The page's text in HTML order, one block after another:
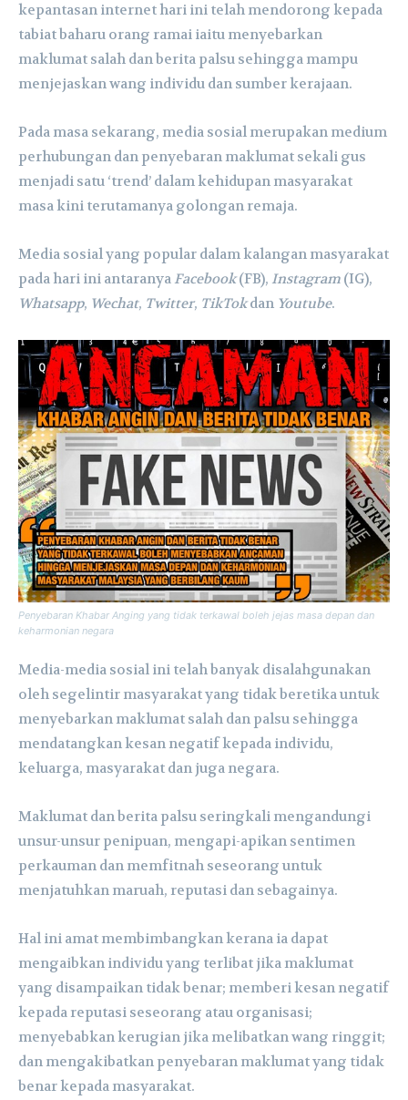
kepantasan internet hari ini telah mendorong kepada
tabiat baharu orang ramai iaitu menyebarkan
maklumat salah dan berita palsu sehingga mampu
menjejaskan wang individu dan sumber kerajaan.
Pada masa sekarang, media sosial merupakan medium
perhubungan dan penyebaran maklumat sekali gus
menjadi satu ‘trend’ dalam kehidupan masyarakat
masa kini terutamanya golongan remaja.
Media sosial yang popular dalam kalangan masyarakat
pada hari ini antaranya Facebook(FB), Instagram (IG),
Whatsapp, Wechat, Twitter, TikTokdan Youtube.
Penyebaran Khabar Anging yang tidak terkawal boleh jejas masa depan dan
keharmonian negara
Media-media sosial ini telah banyak disalahgunakan
oleh segelintir masyarakat yang tidak beretika untuk
menyebarkan maklumat salah dan palsu sehingga
mendatangkan kesan negatif kepada individu,
keluarga, masyarakat dan juga negara.
Maklumat dan berita palsu seringkali mengandungi
unsur-unsur penipuan, mengapi-apikan sentimen
perkauman dan memfitnah seseorang untuk
menjatuhkan maruah, reputasi dan sebagainya.
Hal ini amat membimbangkan kerana ia dapat
mengaibkan individu yang terlibat jika maklumat
yang disampaikan tidak benar; memberi kesan negatif
kepada reputasi seseorang atau organisasi;
menyebabkan kerugian jika melibatkan wang ringgit;
dan mengakibatkan penyebaran maklumat yang tidak
benar kepada masyarakat.